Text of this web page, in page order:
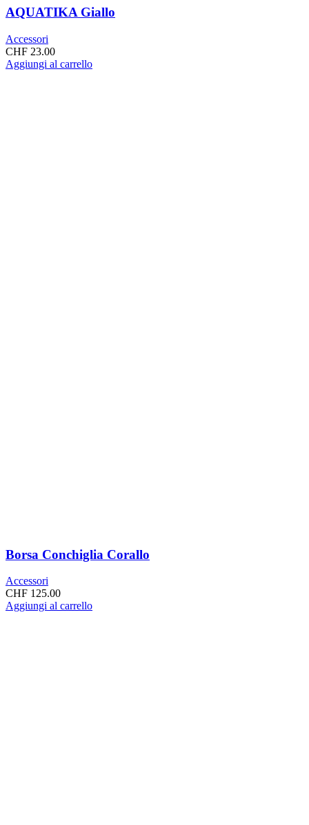
AQUATIKA Giallo
Accessori
CHF 23.00
Aggiungi al carrello
Borsa Conchiglia Corallo
Accessori
CHF 125.00
Aggiungi al carrello